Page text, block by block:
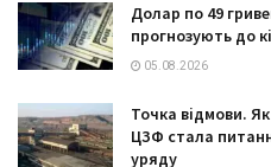
Долар по 49
прогнозують до
05.08.2026
Точка відмови.
ЦЗФ стала
уряду